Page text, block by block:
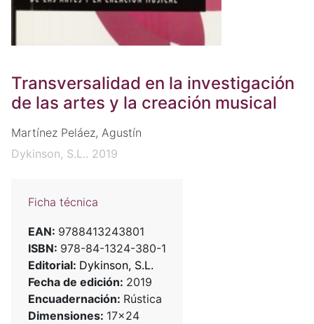
Transversalidad en la investigación
de las artes y la creación musical
Martínez Peláez, Agustín
Dykinson, S.L.. 2019
Ficha técnica
EAN: 9788413243801
ISBN: 978-84-1324-380-1
Editorial: Dykinson, S.L.
Fecha de edición: 2019
Encuadernación: Rústica
Dimensiones: 17x24